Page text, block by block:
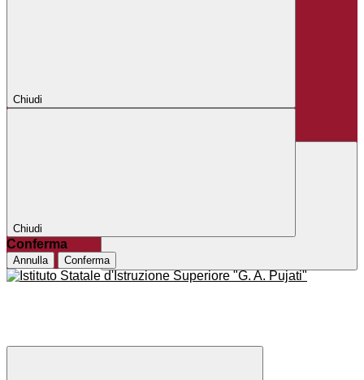
Chiudi
Chiudi
Conferma
Annulla Conferma